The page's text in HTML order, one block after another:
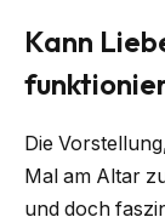
Kann
Die
Mal am Altar
und doch